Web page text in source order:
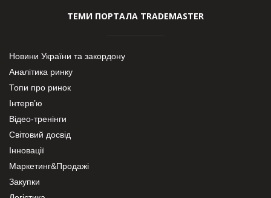
ТЕМИ ПОРТАЛА TRADEMASTER
Новини України та закордону
Аналітика ринку
Топи про ринок
Інтерв’ю
Відео-тренінги
Світовий досвід
Інновації
Маркетинг&Продажі
Закупки